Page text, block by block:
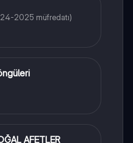
2025 müfredatı)
AFETLER